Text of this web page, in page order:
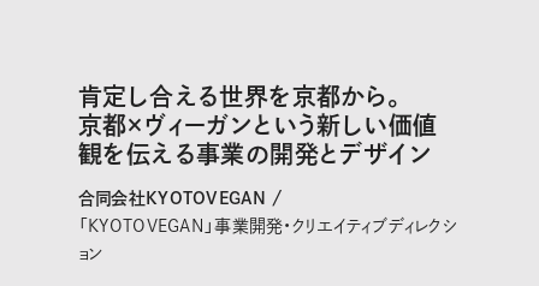
肯定し合える世界を京都から。
京都×ヴィーガンという新しい価値
観を伝える事業の開発とデザイン
合同会社KYOTOVEGAN /
「KYOTOVEGAN」事業開発・クリエイティブディレクシ
ョン